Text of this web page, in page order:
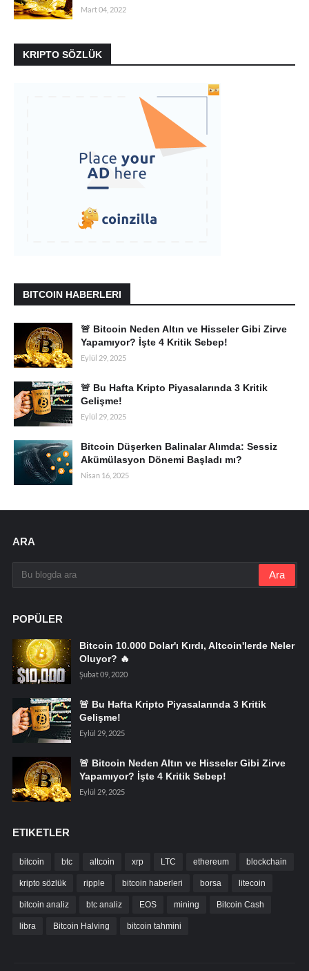
Mart 04, 2022
KRIPTO SÖZLÜK
BITCOIN HABERLERI
🚨 Bitcoin Neden Altın ve Hisseler Gibi Zirve
Yapamıyor? İşte 4 Kritik Sebep!
Eylül 29, 2025
🚨 Bu Hafta Kripto Piyasalarında 3 Kritik
Gelişme!
Eylül 29, 2025
Bitcoin Düşerken Balinalar Alımda: Sessiz
Akümülasyon Dönemi Başladı mı?
Nisan 16, 2025
ARA
POPÜLER
Bitcoin 10.000 Dolar'ı Kırdı, Altcoin'lerde Neler
Oluyor? 🔥
Şubat 09, 2020
🚨 Bu Hafta Kripto Piyasalarında 3 Kritik
Gelişme!
Eylül 29, 2025
🚨 Bitcoin Neden Altın ve Hisseler Gibi Zirve
Yapamıyor? İşte 4 Kritik Sebep!
Eylül 29, 2025
ETIKETLER
bitcoin btc altcoin xrp LTC ethereum blockchain
kripto sözlük ripple bitcoin haberleri borsa litecoin
bitcoin analiz btc analiz EOS mining Bitcoin Cash
libra Bitcoin Halving bitcoin tahmini